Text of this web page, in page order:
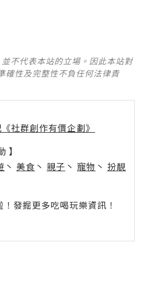
不代表本站的立場。因此本站對
確性及完整性不負任何法律責
社群創作有價企劃》
】
丶 美食 丶 親子 丶 寵物 丶 扮靚
發掘更多吃喝玩樂資訊！